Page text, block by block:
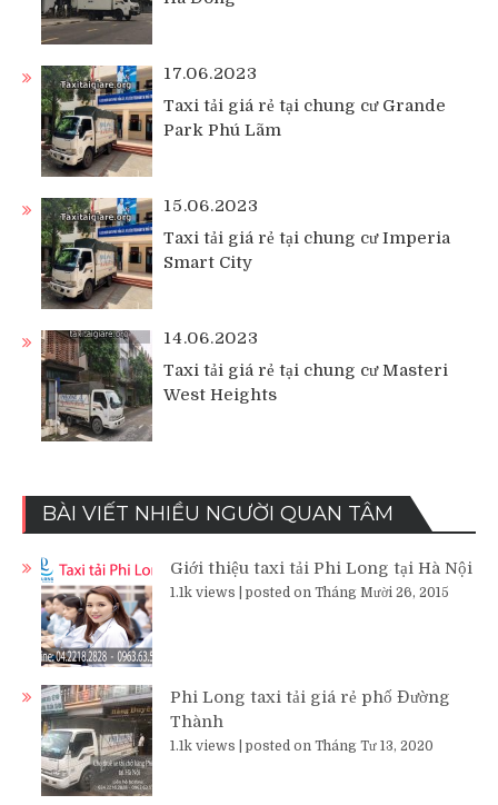
17.06.2023
Taxi tải giá rẻ tại chung cư Grande
Park Phú Lãm
15.06.2023
Taxi tải giá rẻ tại chung cư Imperia
Smart City
14.06.2023
Taxi tải giá rẻ tại chung cư Masteri
West Heights
BÀI VIẾT NHIỀU NGƯỜI QUAN TÂM
Giới thiệu taxi tải Phi Long tại Hà Nội
1.1k views posted on Tháng Mười 26, 2015
Phi Long taxi tải giá rẻ phố Đường
Thành
1.1k views posted on Tháng Tư 13, 2020